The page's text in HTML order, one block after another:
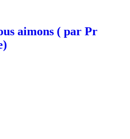
aimons ( par Pr